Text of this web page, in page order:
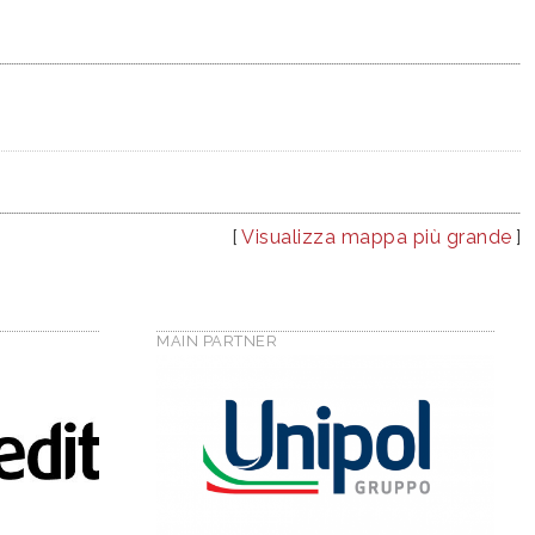
[ Visualizza mappa più grande ]